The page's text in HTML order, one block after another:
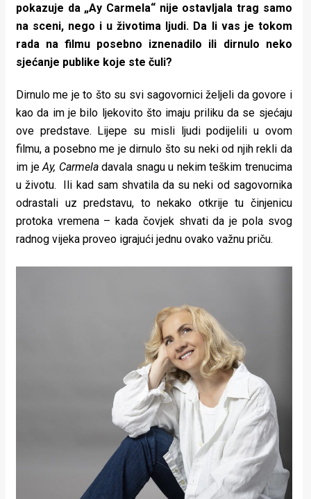
pokazuje da „Ay Carmela“ nije ostavljala trag samo
na sceni, nego i u životima ljudi. Da li vas je tokom
rada na filmu posebno iznenadilo ili dirnulo neko
sjećanje publike koje ste čuli?
Dirnulo me je to što su svi sagovornici željeli da govore i
kao da im je bilo ljekovito što imaju priliku da se sjećaju
ove predstave. Lijepe su misli ljudi podijelili u ovom
filmu, a posebno me je dirnulo što su neki od njih rekli da
im jeAy, Carmeladavala snagu u nekim teškim trenucima
u životu. Ili kad sam shvatila da su neki od sagovornika
odrastali uz predstavu, to nekako otkrije tu činjenicu
protoka vremena – kada čovjek shvati da je pola svog
radnog vijeka proveo igrajući jednu ovako važnu priču.